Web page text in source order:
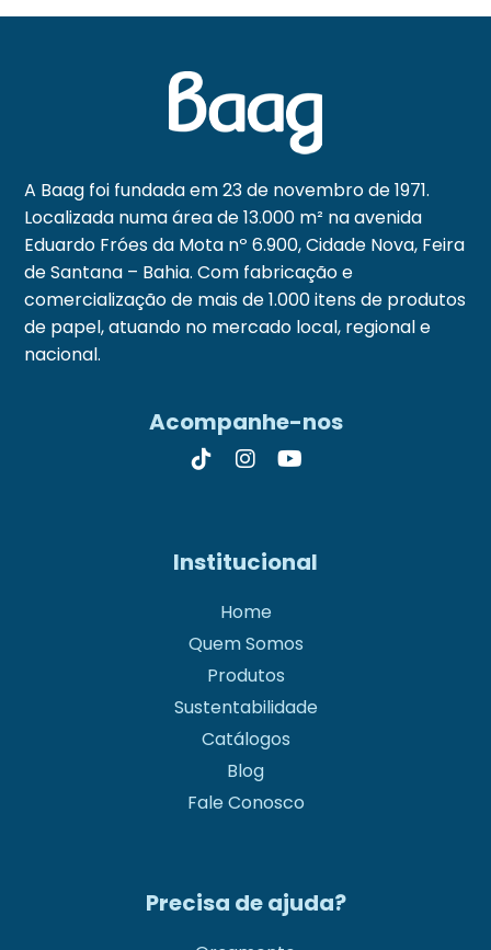
A Baag foi fundada em 23 de novembro de 1971.
Localizada numa área de 13.000 m² na avenida
Eduardo Fróes da Mota nº 6.900, Cidade Nova, Feira
de Santana – Bahia. Com fabricação e
comercialização de mais de 1.000 itens de produtos
de papel, atuando no mercado local, regional e
nacional.
Acompanhe-nos
Institucional
Home
Quem Somos
Produtos
Sustentabilidade
Catálogos
Blog
Fale Conosco
Precisa de ajuda?